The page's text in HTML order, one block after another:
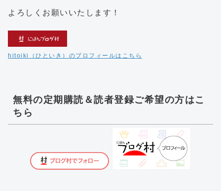
よろしくお願いいたします！
hitoiki（ひといき）のプロフィールはこちら
無料の定期購読＆読者登録ご希望の方はこ
ちら